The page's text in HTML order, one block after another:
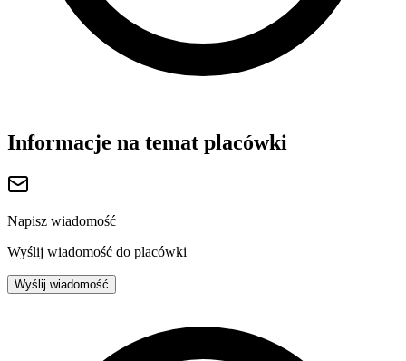
Informacje na temat placówki
Napisz wiadomość
Wyślij wiadomość do placówki
Wyślij wiadomość